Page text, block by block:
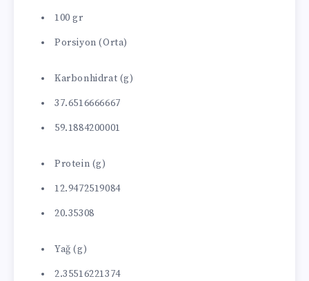
100 gr
Porsiyon (Orta)
Karbonhidrat (g)
37.6516666667
59.1884200001
Protein (g)
12.9472519084
20.35308
Yağ (g)
2.35516221374